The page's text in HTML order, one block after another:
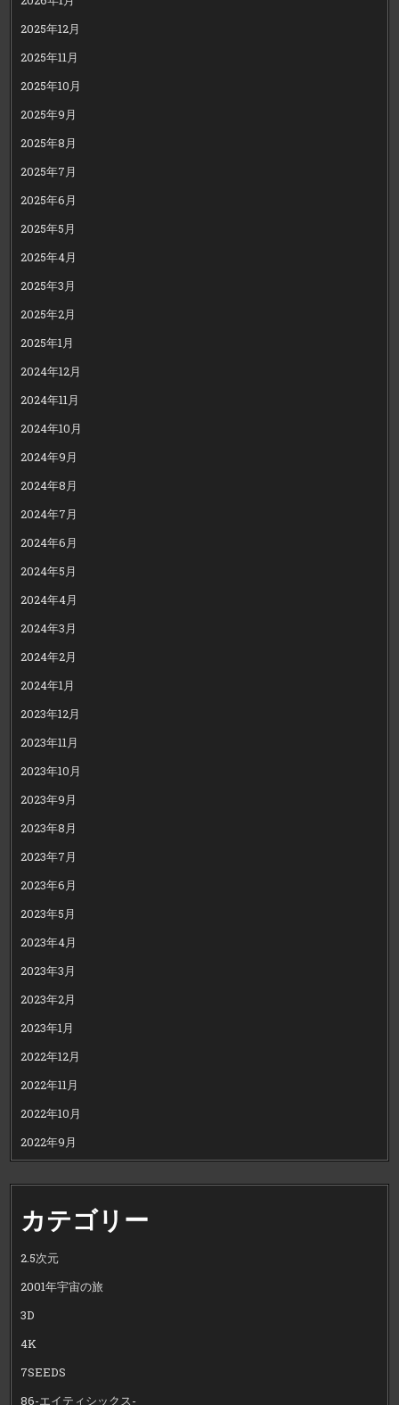
2025年12月
2025年11月
2025年10月
2025年9月
2025年8月
2025年7月
2025年6月
2025年5月
2025年4月
2025年3月
2025年2月
2025年1月
2024年12月
2024年11月
2024年10月
2024年9月
2024年8月
2024年7月
2024年6月
2024年5月
2024年4月
2024年3月
2024年2月
2024年1月
2023年12月
2023年11月
2023年10月
2023年9月
2023年8月
2023年7月
2023年6月
2023年5月
2023年4月
2023年3月
2023年2月
2023年1月
2022年12月
2022年11月
2022年10月
2022年9月
カテゴリー
2.5次元
2001年宇宙の旅
3D
4K
7SEEDS
86-エイティシックス-